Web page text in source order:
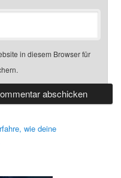
in diesem Browser für
wie deine